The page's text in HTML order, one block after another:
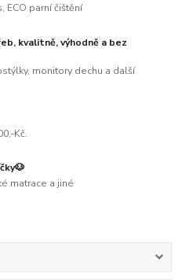
ECO parní čištění
kvalitně, výhodně a bez
monitory dechu a další
Kč.
matrace a jiné